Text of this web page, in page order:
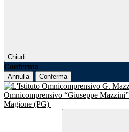
Chiudi
Conferma
Annulla Conferma
Omnicomprensivo “Giuseppe Mazzini”
Magione (PG)